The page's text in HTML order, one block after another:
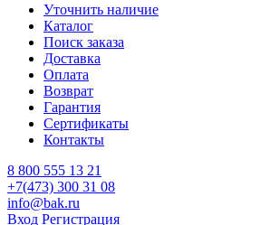
Уточнить наличие
Каталог
Поиск заказа
Доставка
Оплата
Возврат
Гарантия
Сертификаты
Контакты
8 800 555 13 21
+7(473) 300 31 08
info@bak.ru
Вход Регистрация